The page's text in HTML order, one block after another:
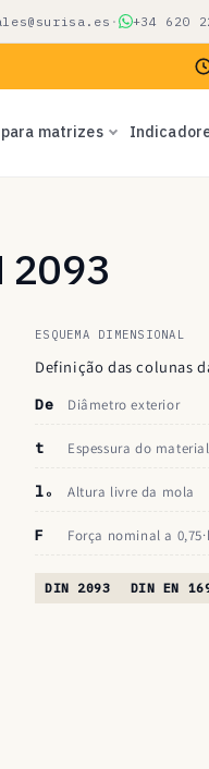
· +34 620
matrizes
2093
ESQUEMA DIMENSIONAL
Definição das colunas
De Diâmetro exterior
t Espessura do material
lₒ Altura livre da mola
F Força nominal a
DIN 2093 DIN EN